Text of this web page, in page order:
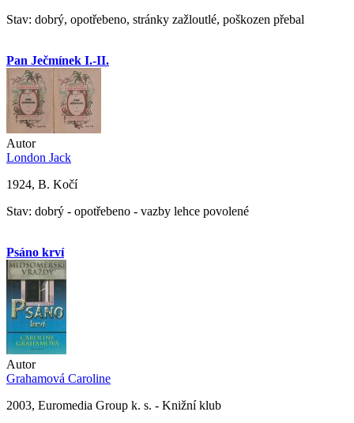
Stav: dobrý, opotřebeno, stránky zažloutlé, poškozen přebal
Pan Ječmínek I.-II.
Autor
London Jack
1924, B. Kočí
Stav: dobrý - opotřebeno - vazby lehce povolené
Psáno krví
Autor
Grahamová Caroline
2003, Euromedia Group k. s. - Knižní klub